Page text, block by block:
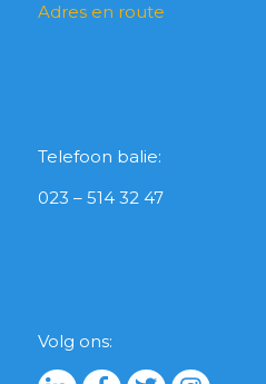
Adres en route
Telefoon balie:
023 – 514 32 47
Volg ons: